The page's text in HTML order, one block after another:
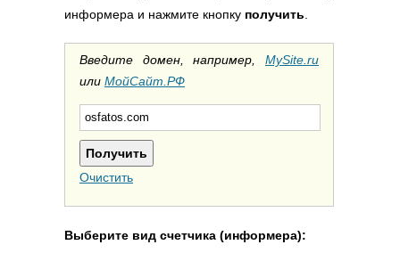
Новости о доменах
Статьи о доменах
FAQ по доменам
Полезные ссылки
Словари и списки
Программы
информера и нажмите кнопку получить
Введите домен, например, MySite.ru
или МойСайт.РФ
Очистить
Выберите вид счетчика (информера):